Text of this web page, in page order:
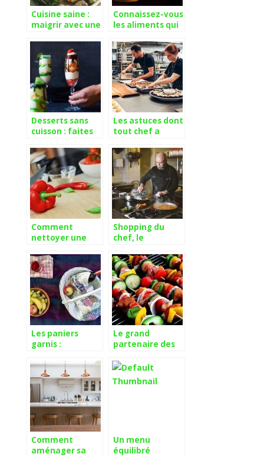
Cuisine saine :
maigrir avec une
équilibrée
Connaissez-vous
les aliments qui
bonne santé ?
Desserts sans
cuisson : faites
Kiwi et au
spéculoos
Les astuces dont
tout chef a
réussir en
cuisine
Comment
nettoyer une
?
Shopping du
chef, le
matériel de
cuisine
Les paniers
garnis :
composer soi-
même ?
Le grand
partenaire des
grillades
Comment
aménager sa
Un menu
équilibré